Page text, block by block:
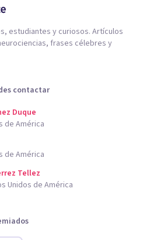
estudiantes y curiosos. Artículos
frases célebres y
contactar
Duque
de América
de América
Tellez
Unidos de América